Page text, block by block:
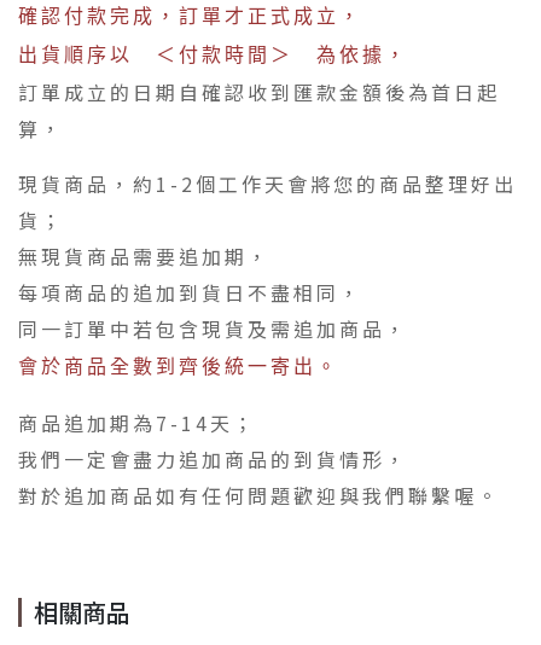
確認付款完成，訂單才正式成立，
出貨順序以 ＜付款時間＞ 為依據，
訂單成立的日期自確認收到匯款金額後為首日起
算，
現貨商品，約1-2個工作天會將您的商品整理好出
貨；
無現貨商品需要追加期，
每項商品的追加到貨日不盡相同，
同一訂單中若包含現貨及需追加商品，
會於商品全數到齊後統一寄出。
商品追加期為7-14天；
我們一定會盡力追加商品的到貨情形，
對於追加商品如有任何問題歡迎與我們聯繫喔。
相關商品